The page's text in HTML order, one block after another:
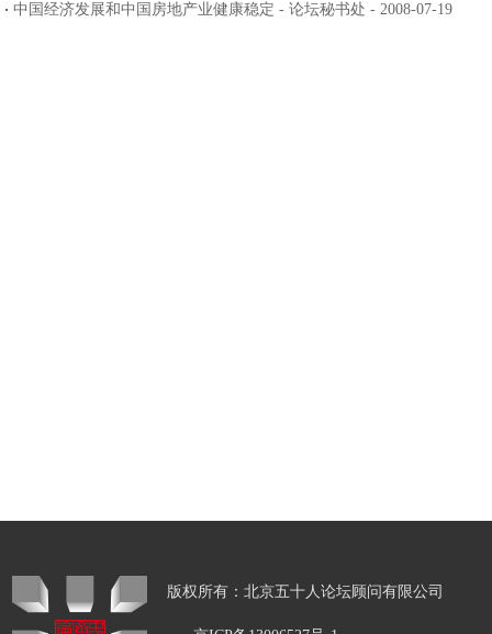
中国经济发展和中国房地产业健康稳定 - 论坛秘书处 - 2008-07-19
版权所有：北京五十人论坛顾问有限公司